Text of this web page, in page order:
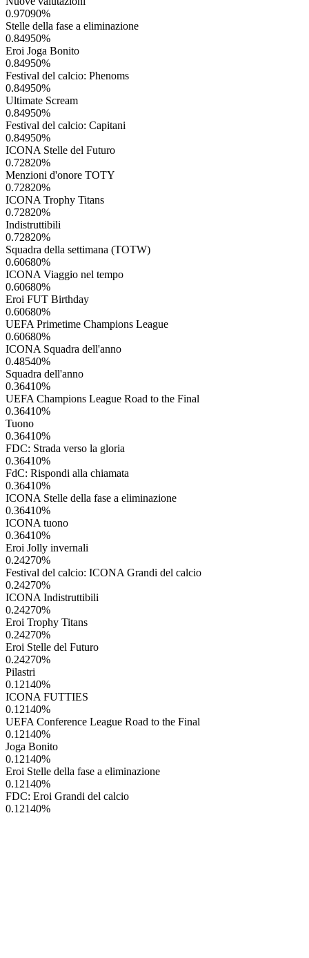
0.97090%
Stelle della fase a eliminazione
0.84950%
Eroi Joga Bonito
0.84950%
Festival del calcio: Phenoms
0.84950%
Ultimate Scream
0.84950%
Festival del calcio: Capitani
0.84950%
ICONA Stelle del Futuro
0.72820%
Menzioni d'onore TOTY
0.72820%
ICONA Trophy Titans
0.72820%
Indistruttibili
0.72820%
Squadra della settimana (TOTW)
0.60680%
ICONA Viaggio nel tempo
0.60680%
Eroi FUT Birthday
0.60680%
UEFA Primetime Champions League
0.60680%
ICONA Squadra dell'anno
0.48540%
Squadra dell'anno
0.36410%
UEFA Champions League Road to the Final
0.36410%
Tuono
0.36410%
FDC: Strada verso la gloria
0.36410%
FdC: Rispondi alla chiamata
0.36410%
ICONA Stelle della fase a eliminazione
0.36410%
ICONA tuono
0.36410%
Eroi Jolly invernali
0.24270%
Festival del calcio: ICONA Grandi del calcio
0.24270%
ICONA Indistruttibili
0.24270%
Eroi Trophy Titans
0.24270%
Eroi Stelle del Futuro
0.24270%
Pilastri
0.12140%
ICONA FUTTIES
0.12140%
UEFA Conference League Road to the Final
0.12140%
Joga Bonito
0.12140%
Eroi Stelle della fase a eliminazione
0.12140%
FDC: Eroi Grandi del calcio
0.12140%